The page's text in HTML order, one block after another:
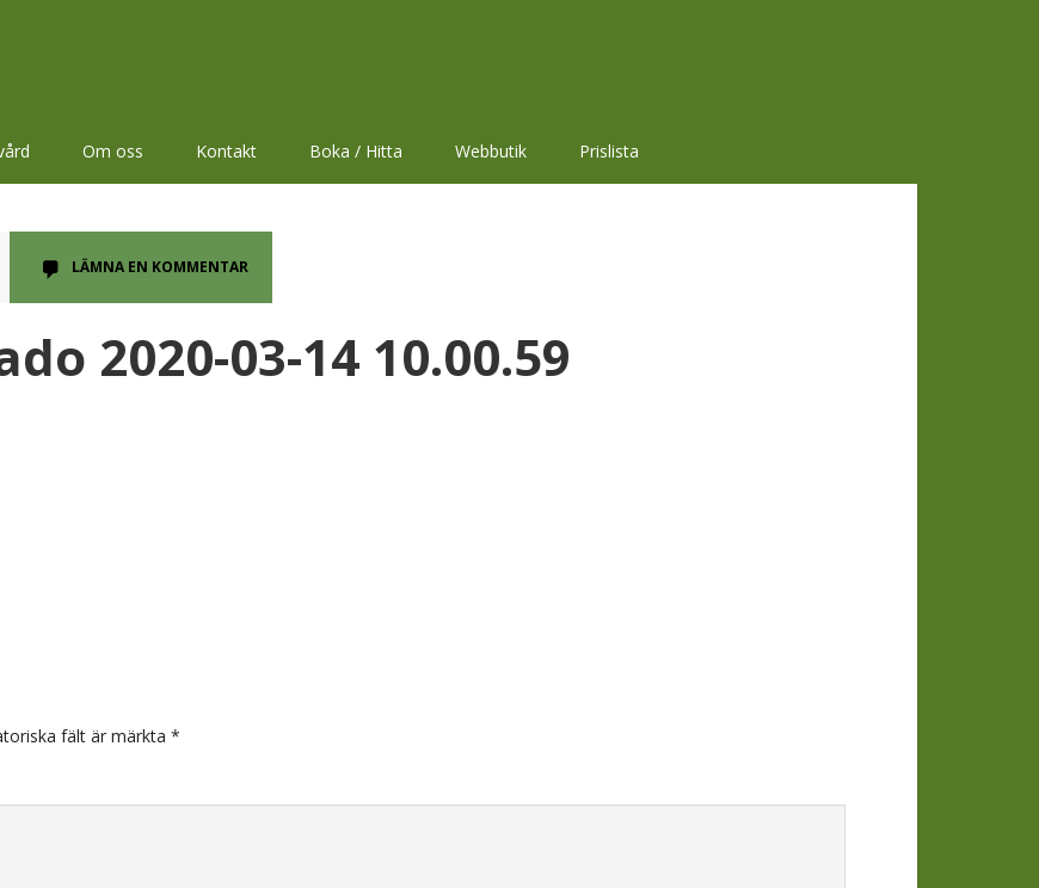
Om oss Kontakt Boka / Hitta Webbutik Prislista
LÄMNA EN KOMMENTAR
2020-03-14 10.00.59
fält är märkta *